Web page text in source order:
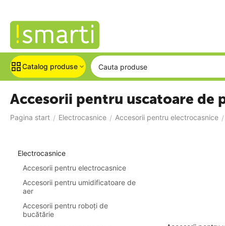
Catalog produse
Accesorii pentru uscatoare de
Pagina start / Electrocasnice / Accesorii pentru electrocasnice /
Electrocasnice
Accesorii pentru electrocasnice
Accesorii pentru umidificatoare de
aer
Accesorii pentru roboți de
bucătărie